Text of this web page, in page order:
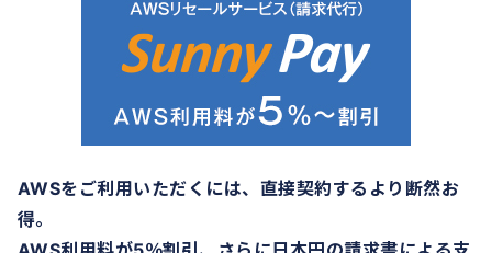
AWSをご利用いただくには、直接契約するより断然お
得。